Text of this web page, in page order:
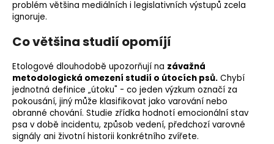
problém většina mediálních i legislativních výstupů zcela
ignoruje.
Co většina studií opomíjí
Etologové dlouhodobě upozorňují na závažná
metodologická omezení studií o útocích psů. Chybí
jednotná definice „útoku" - co jeden výzkum označí za
pokousání, jiný může klasifikovat jako varování nebo
obranné chování. Studie zřídka hodnotí emocionální stav
psa v době incidentu, způsob vedení, předchozí varovné
signály ani životní historii konkrétního zvířete.